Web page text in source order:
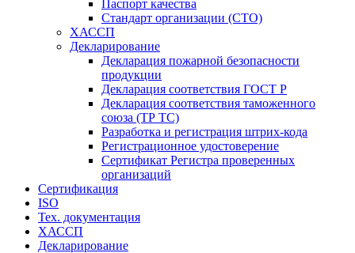
Паспорт качества
Стандарт организации (СТО)
ХАССП
Декларирование
Декларация пожарной безопасности
продукции
Декларация соответствия ГОСТ Р
Декларация соответствия таможенного
союза (ТР ТС)
Разработка и регистрация штрих-кода
Регистрационное удостоверение
Сертификат Регистра проверенных
организаций
Сертификация
ISO
Тех. документация
ХАССП
Декларирование